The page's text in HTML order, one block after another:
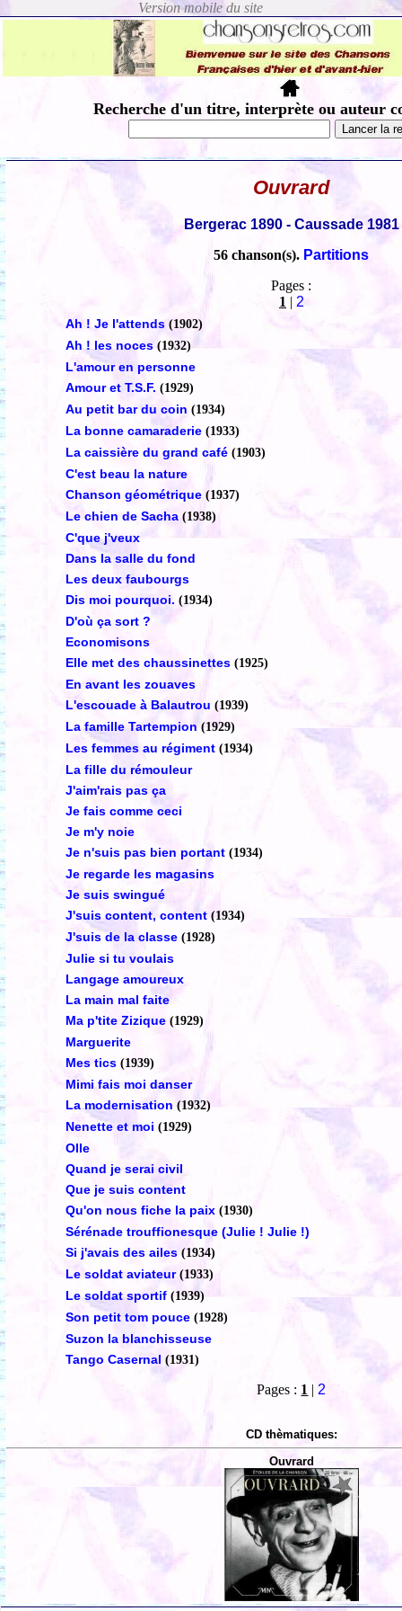
Recherche d'un titre, interprète ou auteur
Ouvrard
Bergerac 1890 - Caussade 1981
56 chanson(s). Partitions
Pages :
1 | 2
Ah ! Je l'attends (1902)
Ah ! les noces (1932)
L'amour en personne
Amour et T.S.F. (1929)
Au petit bar du coin (1934)
La bonne camaraderie (1933)
La caissière du grand café (1903)
C'est beau la nature
Chanson géométrique (1937)
Le chien de Sacha (1938)
C'que j'veux
Dans la salle du fond
Les deux faubourgs
Dis moi pourquoi. (1934)
D'où ça sort ?
Economisons
Elle met des chaussinettes (1925)
En avant les zouaves
L'escouade à Balautrou (1939)
La famille Tartempion (1929)
Les femmes au régiment (1934)
La fille du rémouleur
J'aim'rais pas ça
Je fais comme ceci
Je m'y noie
Je n'suis pas bien portant (1934)
Je regarde les magasins
Je suis swingué
J'suis content, content (1934)
J'suis de la classe (1928)
Julie si tu voulais
Langage amoureux
La main mal faite
Ma p'tite Zizique (1929)
Marguerite
Mes tics (1939)
Mimi fais moi danser
La modernisation (1932)
Nenette et moi (1929)
Olle
Quand je serai civil
Que je suis content
Qu'on nous fiche la paix (1930)
Sérénade trouffionesque (Julie ! Julie !)
Si j'avais des ailes (1934)
Le soldat aviateur (1933)
Le soldat sportif (1939)
Son petit tom pouce (1928)
Suzon la blanchisseuse
Tango Casernal (1931)
Pages : 1 | 2
CD thèmatiques:
Ouvrard